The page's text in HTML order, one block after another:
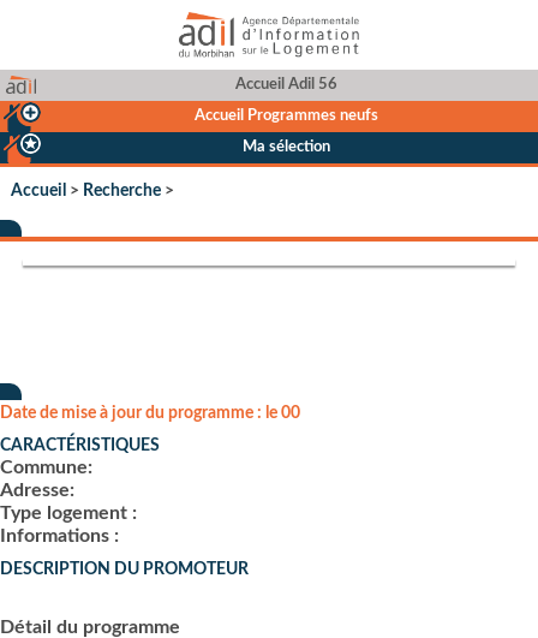
Accueil Adil 56
Accueil Programmes neufs
Ma sélection
Accueil > Recherche>
Date de mise à jour du programme : le 00
CARACTÉRISTIQUES
Commune:
Adresse:
Type logement :
Informations :
DESCRIPTION DU PROMOTEUR
Détail du programme